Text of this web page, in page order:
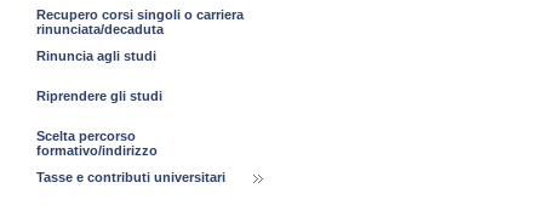
Recupero corsi singoli o carriera
rinunciata/decaduta
Rinuncia agli studi
Riprendere gli studi
Scelta percorso
formativo/indirizzo
Tasse e contributi universitari